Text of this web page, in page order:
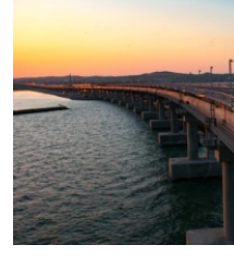
СПЕЦПРОЕКТИ
ДЕПОРТАЦІЯ
ВІДЕОУРОКИ «ELIFBE»
СВІДЧЕННЯ ОКУПАЦІЇ
УКРАЇНСЬКА ПРОБЛЕМА КРИМУ
ІНФОГРАФІКА
ЯК ОБІЙТИ БЛОКУВАННЯ
Русский
Qırımtatar
ДОЛУЧАЙСЯ!